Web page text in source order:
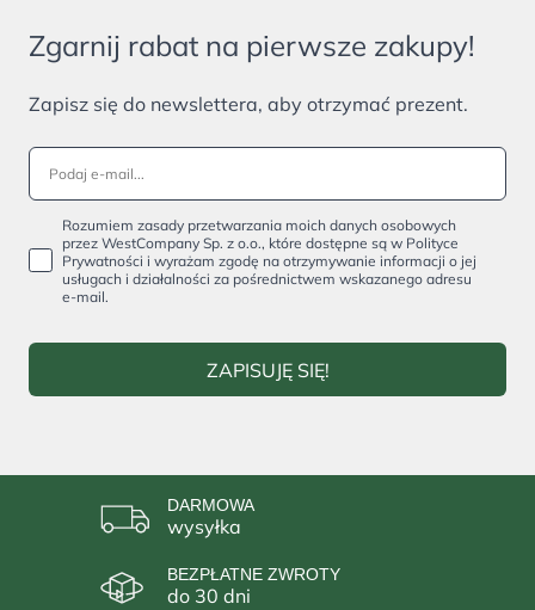
Zgarnij rabat na pierwsze zakupy!
Zapisz się do newslettera, aby otrzymać prezent.
Rozumiem zasady przetwarzania moich danych osobowych
przez WestCompany Sp. z o.o., które dostępne są w Polityce
Prywatności i wyrażam zgodę na otrzymywanie informacji o jej
usługach i działalności za pośrednictwem wskazanego adresu
e-mail.
ZAPISUJĘ SIĘ!
DARMOWA
wysyłka
BEZPŁATNE ZWROTY
do 30 dni